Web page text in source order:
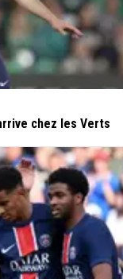
chez les Verts